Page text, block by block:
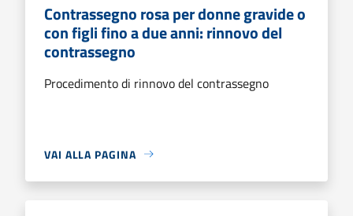
Contrassegno rosa per donne gravide o
con figli fino a due anni: rinnovo del
contrassegno
Procedimento di rinnovo del contrassegno
VAI ALLA PAGINA